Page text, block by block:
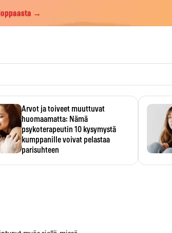
→
Arvot ja toiveet muuttuvat
huomaamatta: Nämä
psykoterapeutin 10 kysymystä
kumppanille voivat pelastaa
parisuhteen